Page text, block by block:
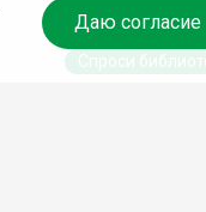
Даю согласие
Спроси